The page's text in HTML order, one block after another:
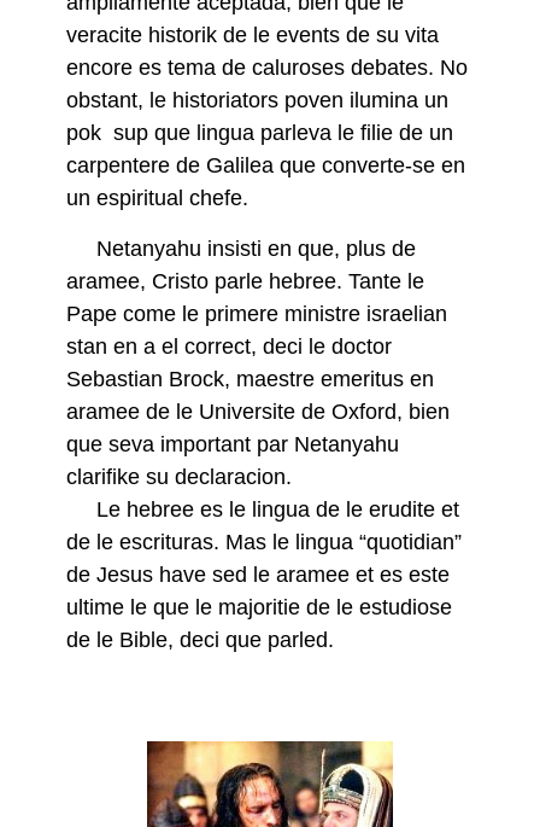
veracite historik de le events de su vita
encore es tema de caluroses debates. No
obstant, le historiators poven ilumina un
pok sup que lingua parleva le filie de un
carpentere de Galilea que converte-se en
un espiritual chefe.
Netanyahu insisti en que, plus de
aramee, Cristo parle hebree. Tante le
Pape come le primere ministre israelian
stan en a el correct, deci le doctor
Sebastian Brock, maestre emeritus en
aramee de le Universite de Oxford, bien
que seva important par Netanyahu
clarifike su declaracion.
Le hebree es le lingua de le erudite et
de le escrituras. Mas le lingua “quotidian”
de Jesus have sed le aramee et es este
ultime le que le majoritie de le estudiose
de le Bible, deci que parled.